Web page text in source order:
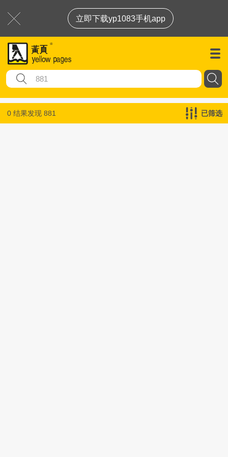
立即下载yp1083手机app
0 结果发现 881 已筛选